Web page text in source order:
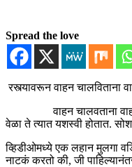
Spread the love
रस्त्यावरून वाहन
वाहन चालवताना वाहतूक
वेळा ते त्यात यशस्वी होतात.
व्हिडीओमध्ये एक लहान मुलगा
नाटकं करतो की, जी